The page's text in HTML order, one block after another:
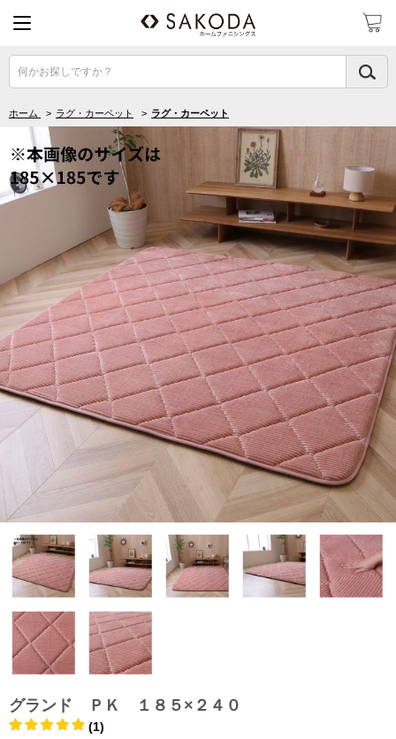
何かお探しですか？
ホーム > ラグ・カーペット > ラグ・カーペット
グランド ＰＫ １８５×２４０
(1)